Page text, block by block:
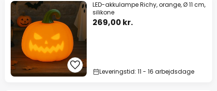
LED-akkulampe Richy, orange, Ø 11 cm,
silikone
269,00 kr.
Leveringstid: 11 - 16 arbejdsdage